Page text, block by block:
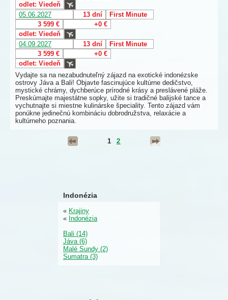
odlet: Viedeň
05.06.2027
13 dní
First Minute
3 599 €
+0 €
odlet: Viedeň
04.09.2027
13 dní
First Minute
3 599 €
+0 €
odlet: Viedeň
Vydajte sa na nezabudnuteľný zájazd na exotické indonézske
ostrovy Jáva a Bali! Objavte fascinujúce kultúrne dedičstvo,
mystické chrámy, dychberúce prírodné krásy a preslávené pláže.
Preskúmajte majestátne sopky, užite si tradičné balijské tance a
vychutnajte si miestne kulinárske špeciality. Tento zájazd vám
ponúkne jedinečnú kombináciu dobrodružstva, relaxácie a
kultúrneho poznania.
1 2
Indonézia
« Krajiny
« Indonézia
Bali (14)
Jáva (6)
Malé Sundy (2)
Sumatra (3)